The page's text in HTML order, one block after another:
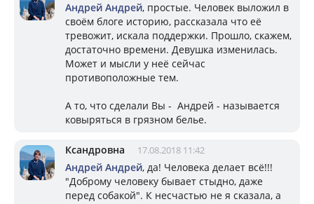
Андрей Андрей, простые. Человек выложил в
своём блоге историю, рассказала что её
тревожит, искала поддержки. Прошло, скажем,
достаточно времени. Девушка изменилась.
Может и мысли у неё сейчас
противоположные тем.
А то, что сделали Вы - Андрей - называется
ковыряться в грязном белье.
Ксандровна 17.08.2018 11:42
Андрей Андрей, да! Человека делает всё!!!
"Доброму человеку бывает стыдно, даже
перед собакой". К несчастью не я сказала, а